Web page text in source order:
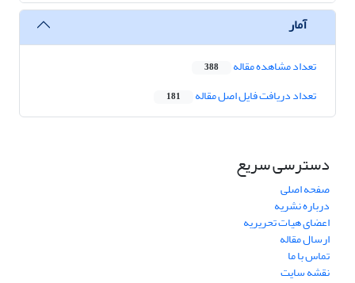
آمار
تعداد مشاهده مقاله 388
تعداد دریافت فایل اصل مقاله 181
دسترسی سریع
صفحه اصلی
درباره نشریه
اعضای هیات تحریریه
ارسال مقاله
تماس با ما
نقشه سایت